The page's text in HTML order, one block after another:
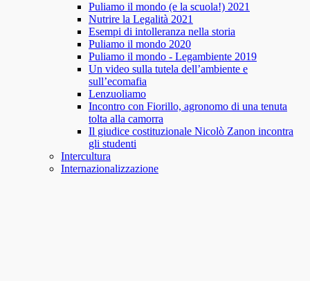
Puliamo il mondo (e la scuola!) 2021
Nutrire la Legalità 2021
Esempi di intolleranza nella storia
Puliamo il mondo 2020
Puliamo il mondo - Legambiente 2019
Un video sulla tutela dell’ambiente e
sull’ecomafia
Lenzuoliamo
Incontro con Fiorillo, agronomo di una tenuta
tolta alla camorra
Il giudice costituzionale Nicolò Zanon incontra
gli studenti
Intercultura
Internazionalizzazione